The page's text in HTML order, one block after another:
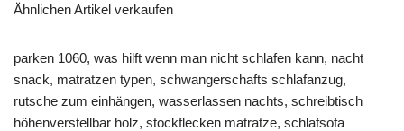
Ähnlichen Artikel verkaufen
parken 1060, was hilft wenn man nicht schlafen kann, nacht
snack, matratzen typen, schwangerschafts schlafanzug,
rutsche zum einhängen, wasserlassen nachts, schreibtisch
höhenverstellbar holz, stockflecken matratze, schlafsofa